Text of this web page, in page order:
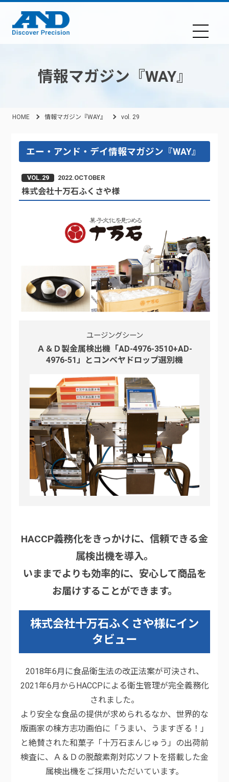
情報マガジン『WAY』
HOME 情報マガジン『WAY』 vol. 29
エー・アンド・デイ情報マガジン『WAY』
VOL.29 2022.OCTOBER
株式会社十万石ふくさや様
ユージングシーン
Ａ＆Ｄ製金属検出機「AD-4976-3510+AD-
4976-51」とコンベヤドロップ選別機
HACCP義務化をきっかけに、信頼できる金
属検出機を導入。
いままでよりも効率的に、安心して商品を
お届けすることができます。
株式会社十万石ふくさや様にイン
タビュー
2018年6月に食品衛生法の改正法案が可決され、
2021年6月からHACCPによる衛生管理が完全義務化
されました。
より安全な食品の提供が求められるなか、世界的な
版画家の棟方志功画伯に「うまい、うますぎる！」
と絶賛された和菓子「十万石まんじゅう」の出荷前
検査に、Ａ＆Ｄの脱酸素剤対応ソフトを搭載した金
属検出機をご採用いただいています。